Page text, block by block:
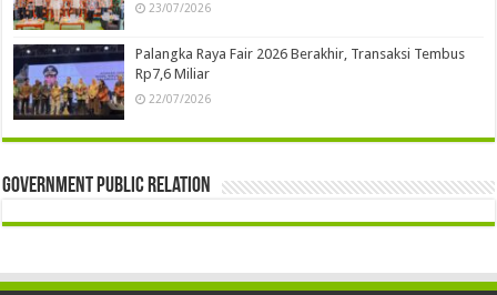
23/07/2026
Palangka Raya Fair 2026 Berakhir, Transaksi Tembus
Rp7,6 Miliar
22/07/2026
Government Public Relation